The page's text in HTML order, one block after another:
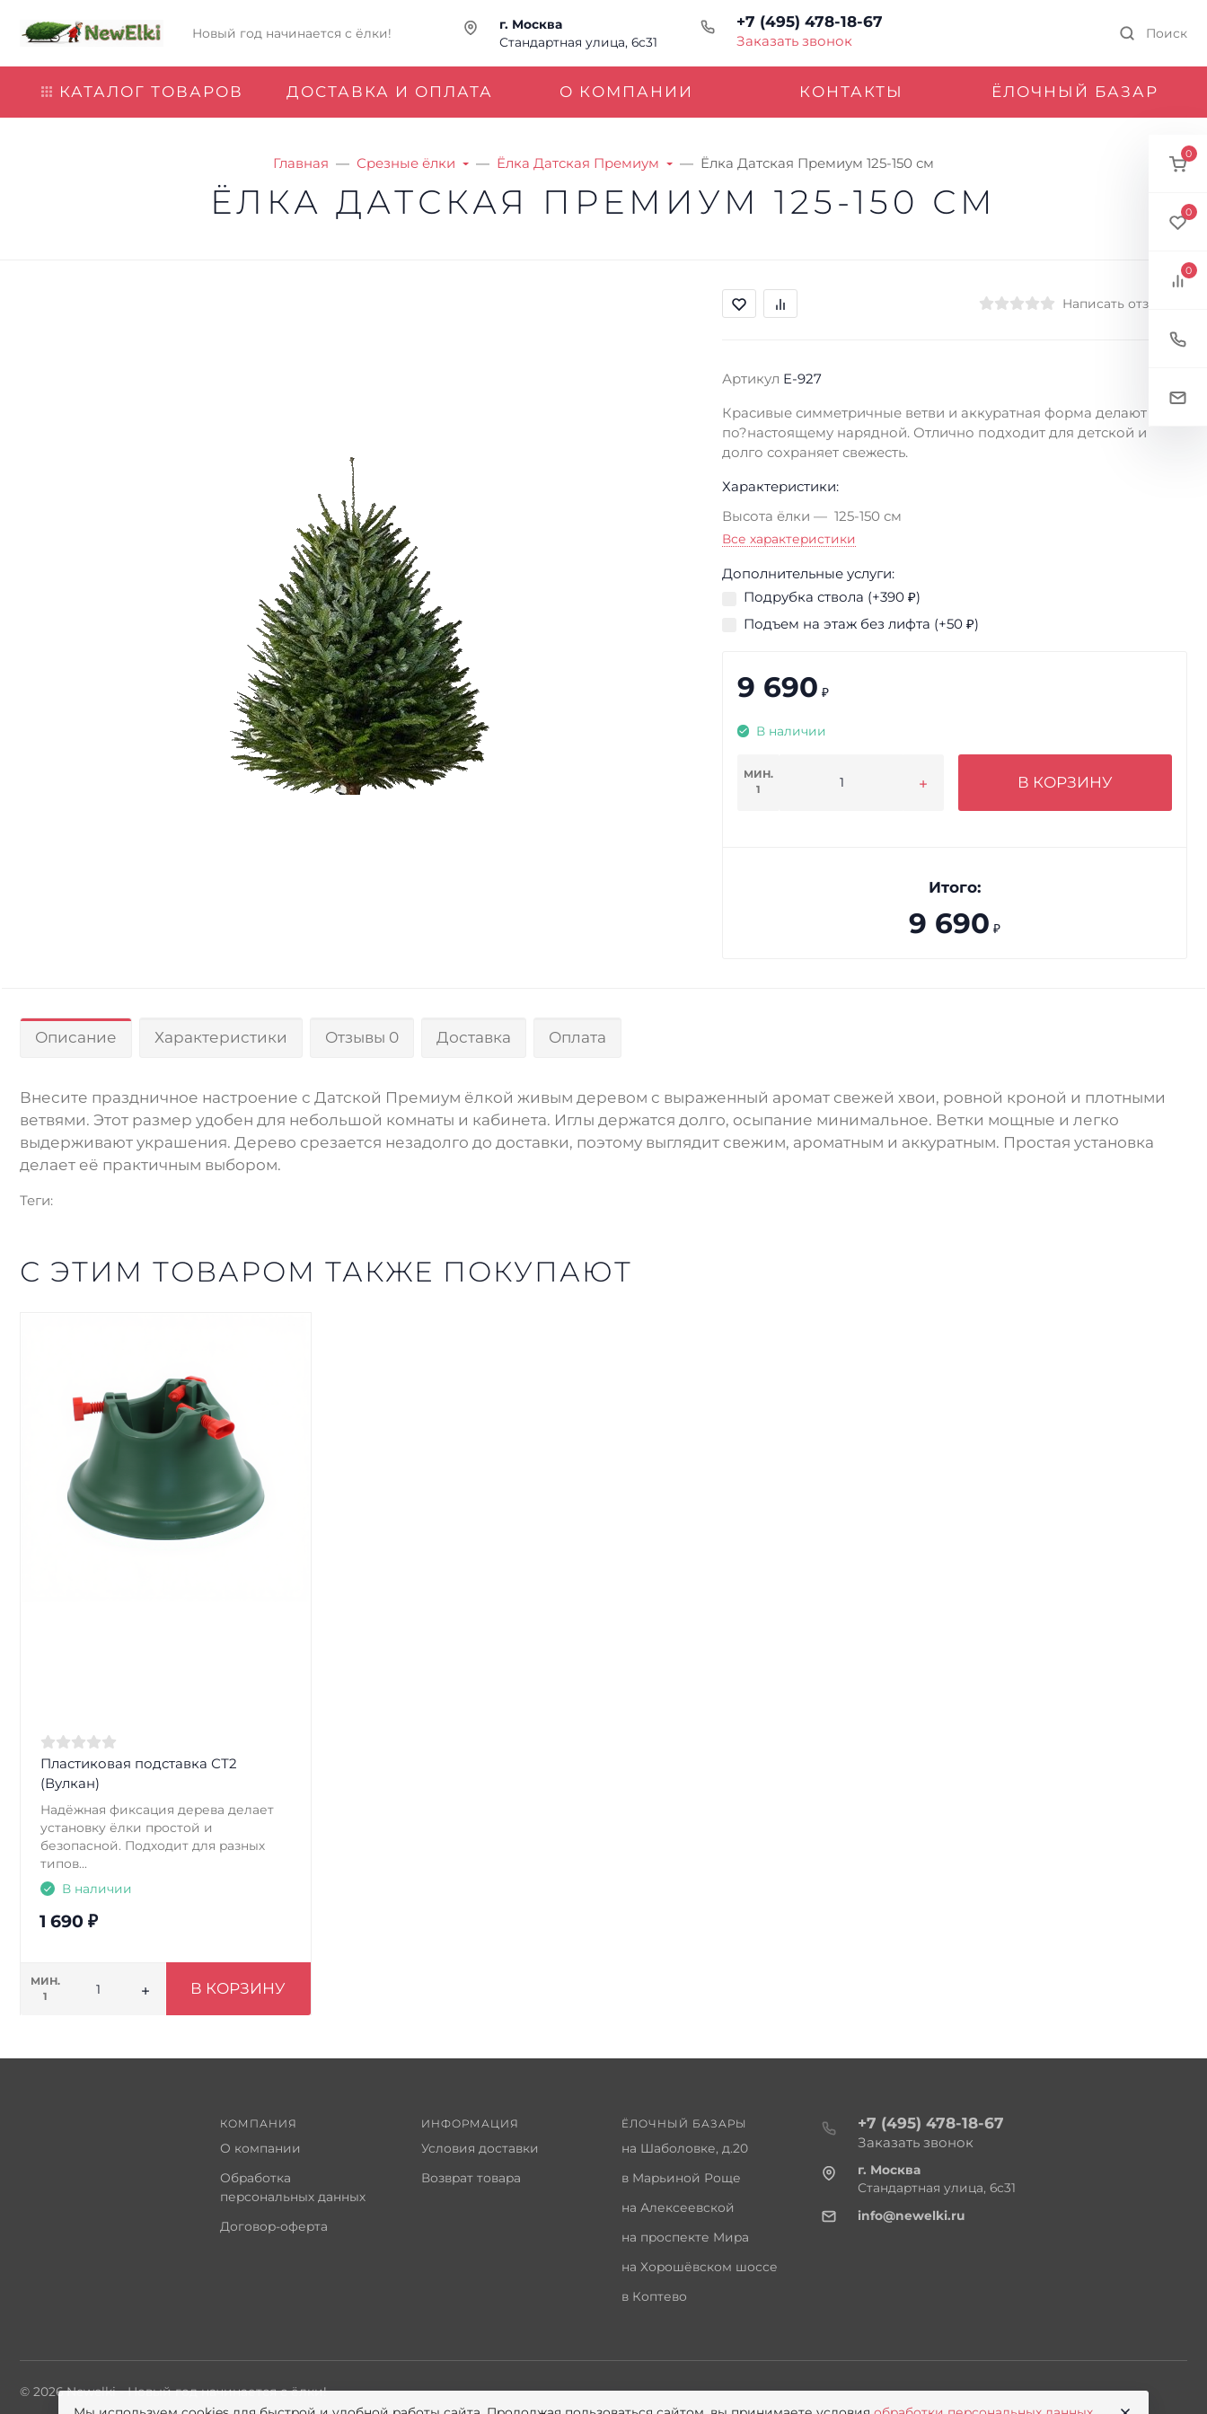
Новый год начинается с ёлки!
г. Москва
Стандартная улица, 6с31
+7 (495) 478-18-67
Заказать звонок Поиск
КАТАЛОГ ТОВАРОВ ДОСТАВКА И ОПЛАТА О КОМПАНИИ КОНТАКТЫ ЁЛОЧНЫЙ БАЗАР
Главная Срезные ёлки Ёлка Датская Премиум Ёлка Датская Премиум 125-150 см
ЁЛКА ДАТСКАЯ ПРЕМИУМ 125-150 СМ
Написать отзыв
Артикул E-927
Красивые симметричные ветви и аккуратная форма делают ёлку
по?настоящему нарядной. Отлично подходит для детской и
долго сохраняет свежесть.
Характеристики:
Высота ёлки
125-150 см
Все характеристики
Дополнительные услуги:
Подрубка ствола (+390 ₽)
Подъем на этаж без лифта (+50 ₽)
9 690 ₽
В наличии
МИН.
1
В КОРЗИНУ
Итого:
9 690 ₽
Описание Характеристики Отзывы 0 Доставка Оплата
Внесите праздничное настроение с Датской Премиум ёлкой живым деревом с выраженный аромат свежей хвои, ровной кроной и плотными
ветвями. Этот размер удобен для небольшой комнаты и кабинета. Иглы держатся долго, осыпание минимальное. Ветки мощные и легко
выдерживают украшения. Дерево срезается незадолго до доставки, поэтому выглядит свежим, ароматным и аккуратным. Простая установка
делает её практичным выбором.
Теги:
С ЭТИМ ТОВАРОМ ТАКЖЕ ПОКУПАЮТ
Пластиковая подставка СТ2
(Вулкан)
Надёжная фиксация дерева делает
установку ёлки простой и
безопасной. Подходит для разных
типов...
В наличии
1 690 ₽
МИН.
1
В КОРЗИНУ
КОМПАНИЯ
О компании
Обработка
персональных данных
Договор-оферта
ИНФОРМАЦИЯ
Условия доставки
Возврат товара
ЁЛОЧНЫЙ БАЗАРЫ
на Шаболовке, д.20
в Марьиной Роще
на Алексеевской
на проспекте Мира
на Хорошёвском шоссе
в Коптево
+7 (495) 478-18-67
Заказать звонок
г. Москва
Стандартная улица, 6с31
info@newelki.ru
© 2026 Newelki - Новый год начинается с ёлки!
0
0
0